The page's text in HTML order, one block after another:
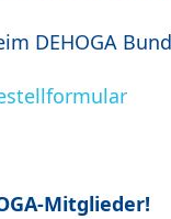
DEHOGA
Mitglieder!